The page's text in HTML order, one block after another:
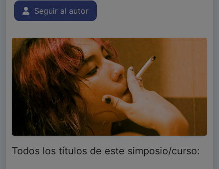
Seguir al autor
Todos los títulos de este simposio/curso: